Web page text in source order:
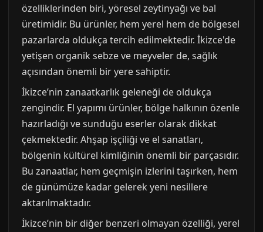
özelliklerinden biri, yöresel zeytinyağı ve bal
üretimidir. Bu ürünler, hem yerel hem de bölgesel
pazarlarda oldukça tercih edilmektedir. İkizce'de
yetişen organik sebze ve meyveler de, sağlık
açısından önemli bir yere sahiptir.
İkizce’nin zanaatkarlık geleneği de oldukça
zengindir. El yapımı ürünler, bölge halkının özenle
hazırladığı ve sunduğu eserler olarak dikkat
çekmektedir. Ahşap işçiliği ve el sanatları,
bölgenin kültürel kimliğinin önemli bir parçasıdır.
Bu zanaatlar, hem geçmişin izlerini taşırken, hem
de günümüze kadar gelerek yeni nesillere
aktarılmaktadır.
İkizce’nin bir diğer benzeri olmayan özelliği, yerel